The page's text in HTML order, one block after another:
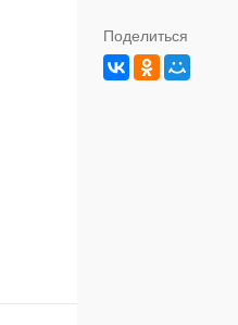
Поделиться